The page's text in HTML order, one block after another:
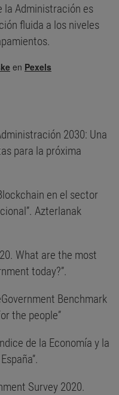
la Administración es
fluida a los niveles
en Pexels
2030: Una
para la próxima
en el sector
Azterlanak
What are the most
today?”.
Benchmark
the people”
de la Economía y la
Survey 2020.